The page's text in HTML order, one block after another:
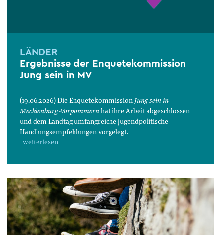
LÄNDER
Ergebnisse der Enquetekommission
Jung sein in MV
(19.06.2026) Die Enquetekommission Jung sein in
Mecklenburg-Vorpommernhat ihre Arbeit abgeschlossen
und dem Landtag umfangreiche jugendpolitische
Handlungsempfehlungen vorgelegt.
weiterlesen